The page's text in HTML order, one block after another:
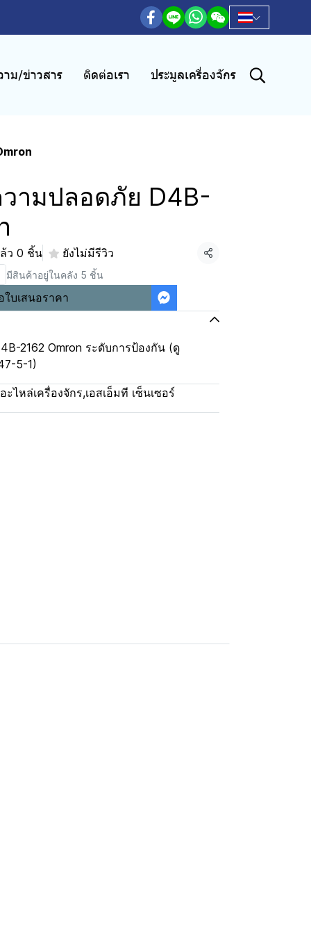
ม/ข่าวสาร ติดต่อเรา ประมูลเครื่องจักร
ามปลอดภัย D4B-
ว 0 ชิ้น ยังไม่มีรีวิว แชร์
มีสินค้าอยู่ในคลัง 5 ชิ้น
ใบเสนอราคา
2162 Omron ระดับการป้องกัน (ดู
5-1)
อะไหล่เครื่องจักร,เอสเอ็มที เซ็นเซอร์